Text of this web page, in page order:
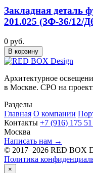
Закладная
201.025 (ЗФ-36/12/
0 руб.
В корзину
Архитектурное
в Москве. СРО на
Разделы
Главная О компании
Контакты +7 (916) 175
Москва
Написать нам →
© 2017–2026 RED BOX
Политика
×